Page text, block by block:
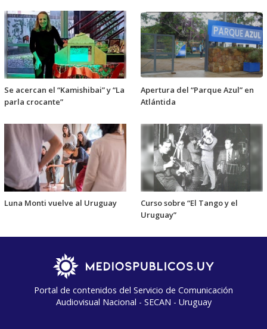
Se acercan el “Kamishibai” y “La
parla crocante”
Apertura del “Parque Azul” en
Atlántida
Luna Monti vuelve al Uruguay
Curso sobre “El Tango y el
Uruguay”
Portal de contenidos del Servicio de Comunicación
Audiovisual Nacional - SECAN - Uruguay